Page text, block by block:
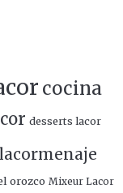
cocina
desserts lacor
lacormenaje
orozco Mixeur Lacor